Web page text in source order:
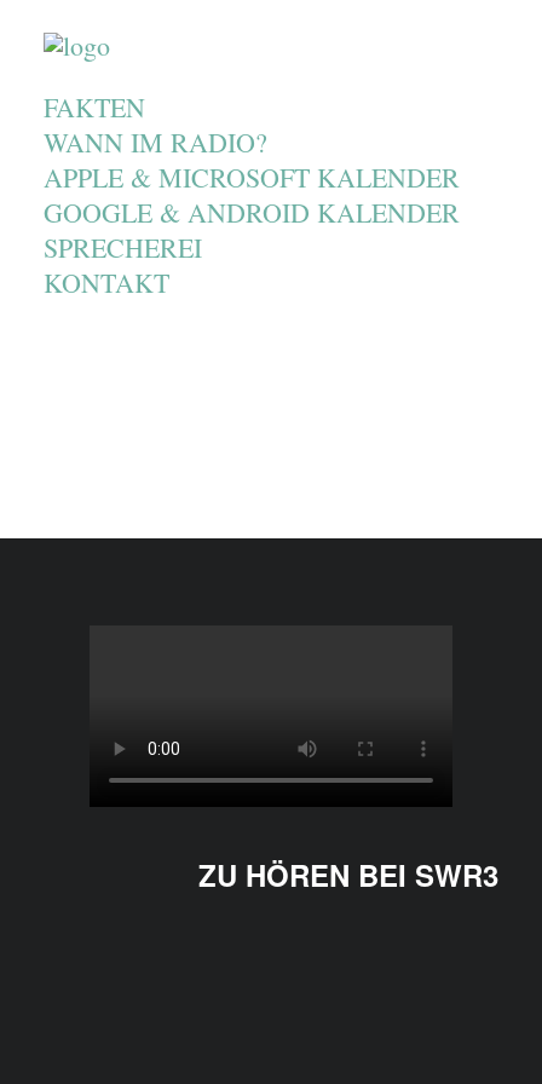
FAKTEN
WANN IM RADIO?
APPLE & MICROSOFT KALENDER
GOOGLE & ANDROID KALENDER
SPRECHEREI
KONTAKT
ZU HÖREN BEI SWR3